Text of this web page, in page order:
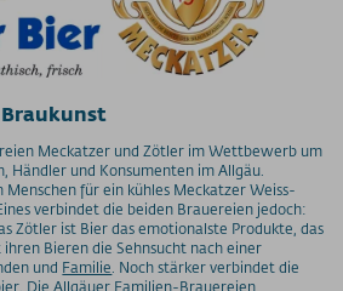
Braukunst
Meckatzer und Zötler im Wettbewerb um
Händler und Konsumenten im Allgäu.
Menschen für ein kühles Meckatzer Weiss-
verbindet die beiden Brauereien jedoch:
Zötler ist Bier das emotionalste Produkte, das
Bieren die Sehnsucht nach einer
und Familie. Noch stärker verbindet die
Die Allgäuer Familien-Brauereien